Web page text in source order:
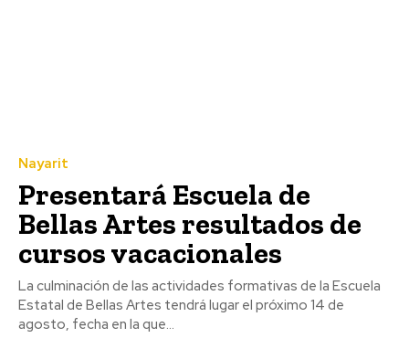
Nayarit
Presentará Escuela de
Bellas Artes resultados de
cursos vacacionales
La culminación de las actividades formativas de la Escuela
Estatal de Bellas Artes tendrá lugar el próximo 14 de
agosto, fecha en la que...